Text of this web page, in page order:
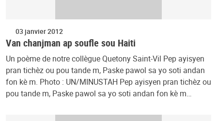
03 janvier 2012
Van chanjman ap soufle sou Haiti
Un poème de notre collègue Quetony Saint-Vil Pep ayisyen
pran tichèz ou pou tande m, Paske pawol sa yo soti andan
fon kè m. Photo : UN/MINUSTAH Pep ayisyen pran tichèz ou
pou tande m, Paske pawol sa yo soti andan fon kè m…